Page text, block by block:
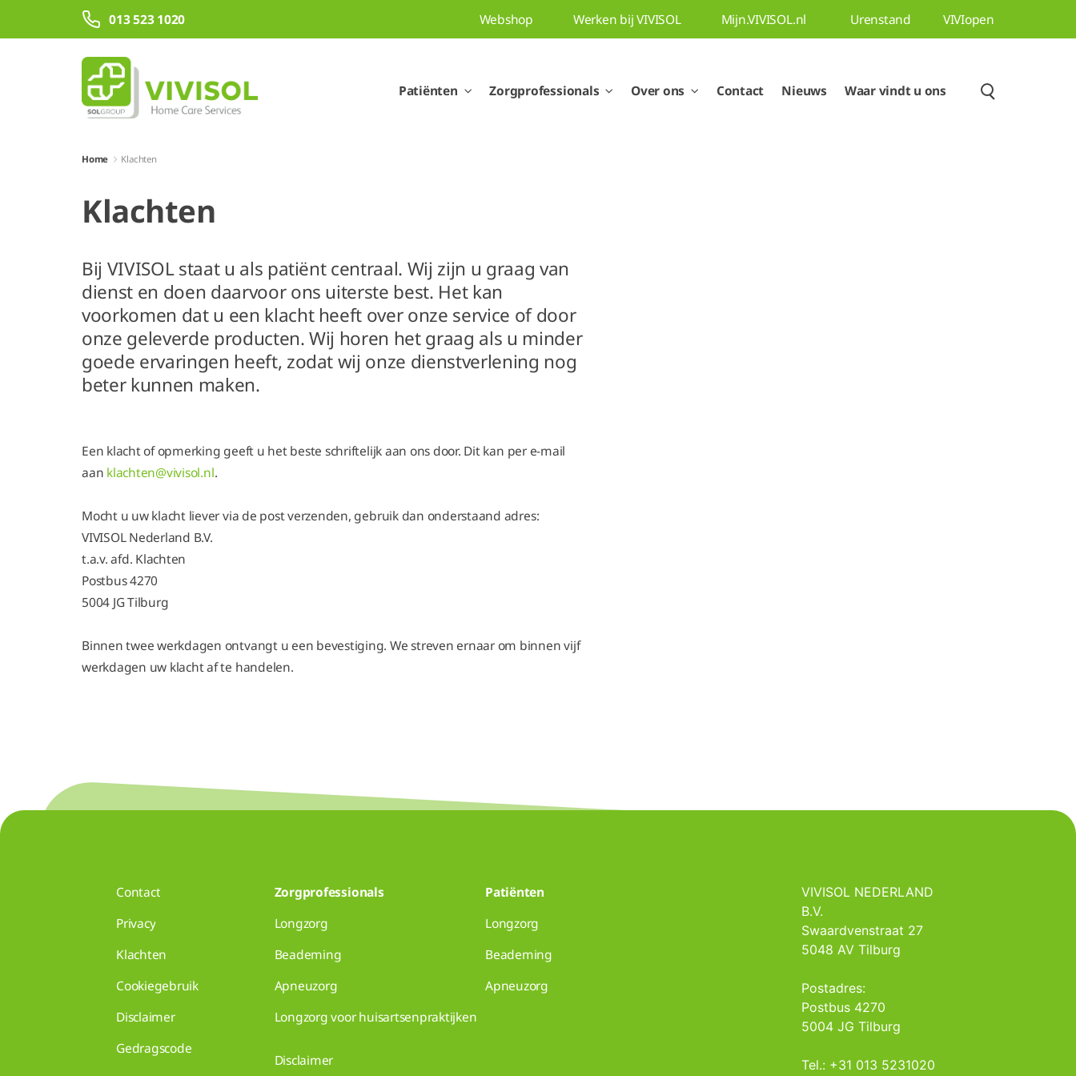
Overslaan en naar hoofdinhoud gaan
013 523 1020 Webshop Werken bij VIVISOL Mijn.VIVISOL.nl Urenstand VIVIopen
Patiënten Zorgprofessionals Over ons Contact Nieuws Waar vindt u ons
Home Klachten
Klachten
Bij VIVISOL staat u als patiënt centraal. Wij zijn u graag van
dienst en doen daarvoor ons uiterste best. Het kan
voorkomen dat u een klacht heeft over onze service of door
onze geleverde producten. Wij horen het graag als u minder
goede ervaringen heeft, zodat wij onze dienstverlening nog
beter kunnen maken.
Een klacht of opmerking geeft u het beste schriftelijk aan ons door. Dit kan per e-mail
aan klachten@vivisol.nl.
Mocht u uw klacht liever via de post verzenden, gebruik dan onderstaand adres:
VIVISOL Nederland B.V.
t.a.v. afd. Klachten
Postbus 4270
5004 JG Tilburg
Binnen twee werkdagen ontvangt u een bevestiging. We streven ernaar om binnen vijf
werkdagen uw klacht af te handelen.
Contact
Privacy
Klachten
Cookiegebruik
Disclaimer
Gedragscode
Zorgprofessionals
Longzorg
Beademing
Apneuzorg
Longzorg voor huisartsenpraktijken
Disclaimer
Patiënten
Longzorg
Beademing
Apneuzorg
VIVISOL NEDERLAND
B.V.
Swaardvenstraat 27
5048 AV Tilburg
Postadres:
Postbus 4270
5004 JG Tilburg
Tel.: +31 013 5231020